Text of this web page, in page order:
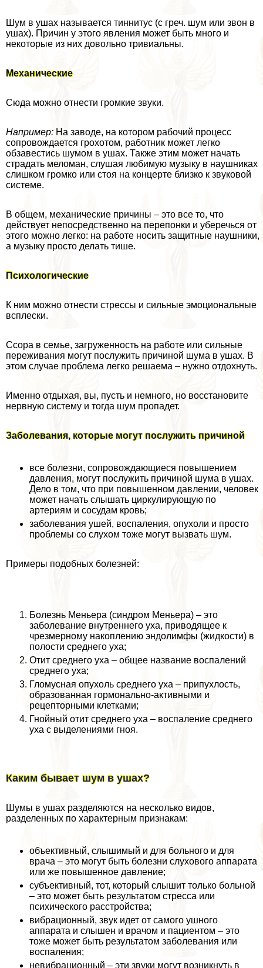
Шум в ушах называется тиннитус (с греч. шум или звон в
ушах). Причин у этого явления может быть много и
некоторые из них довольно тривиальны.
Механические
Сюда можно отнести громкие звуки.
Например: На заводе, на котором рабочий процесс
сопровождается грохотом, работник может легко
обзавестись шумом в ушах. Также этим может начать
страдать меломан, слушая любимую музыку в наушниках
слишком громко или стоя на концерте близко к звуковой
системе.
В общем, механические причины – это все то, что
действует непосредственно на перепонки и уберечься от
этого можно легко: на работе носить защитные наушники,
а музыку просто делать тише.
Психологические
К ним можно отнести стрессы и сильные эмоциональные
всплески.
Ссора в семье, загруженность на работе или сильные
переживания могут послужить причиной шума в ушах. В
этом случае проблема легко решаема – нужно отдохнуть.
Именно отдыхая, вы, пусть и немного, но восстановите
нервную систему и тогда шум пропадет.
Заболевания, которые могут послужить причиной
все болезни, сопровождающиеся повышением
давления, могут послужить причиной шума в ушах.
Дело в том, что при повышенном давлении, человек
может начать слышать циркулирующую по
артериям и сосудам кровь;
заболевания ушей, воспаления, опухоли и просто
проблемы со слухом тоже могут вызвать шум.
Примеры подобных болезней:
Болезнь Меньера (синдром Меньера) – это
заболевание внутреннего уха, приводящее к
чрезмерному накоплению эндолимфы (жидкости) в
полости среднего уха;
Отит среднего уха – общее название воспалений
среднего уха;
Гломусная опухоль среднего уха – припухлость,
образованная гормонально-активными и
рецепторными клетками;
Гнойный отит среднего уха – воспаление среднего
уха с выделениями гноя.
Каким бывает шум в ушах?
Шумы в ушах разделяются на несколько видов,
разделенных по хаpaктерным признакам:
объективный, слышимый и для больного и для
врача – это могут быть болезни слухового аппарата
или же повышенное давление;
субъективный, тот, который слышит только больной
– это может быть результатом стресса или
психического расстройства;
вибрационный, звук идет от самого ушного
аппарата и слышен и врачом и пациентом – это
тоже может быть результатом заболевания или
воспаления;
невибрационный – эти звуки могут возникнуть в